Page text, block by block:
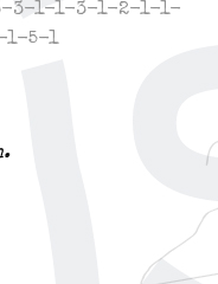
3-1-1-3-1-2-1-1-
1-5-1